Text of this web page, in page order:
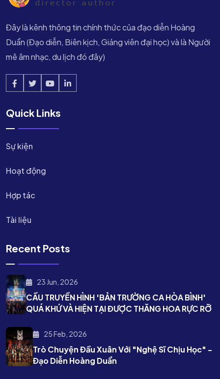
Đây là kênh thông tin chính thức của đạo diễn Hoàng
Duẩn (Đạo diễn, Biên kịch, Giảng viên đại học) và là Người
mê âm nhạc, du lịch đó đây)
Quick Links
Sự kiện
Hoạt động
Hợp tác
Tài liệu
Recent Posts
23 Jun, 2026
CẦU TRUYỀN HÌNH 'BẢN TRƯỜNG CA HÒA BÌNH'
QUÁ KHỨ VÀ HIỆN TẠI ĐƯỢC THĂNG HOA RỰC RỠ
25 Feb, 2026
Trò Chuyện Đầu Xuân Với "nghệ Sĩ Chịu Học" -
Đạo Diễn Hoàng Duẩn